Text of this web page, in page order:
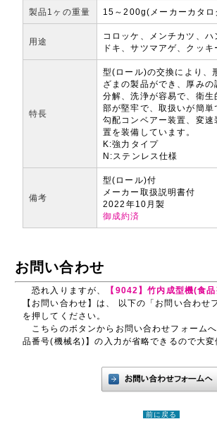
製品1ヶの重量 15～200g(メーカーカタロ
用途
コロッケ、メンチカツ、ハ
ドキ、サツマアゲ、クッキ
特長
型(ロール)の交換により、
ざまの製品ができ、厚みの
分解、洗浄が容易で、衛生
部が堅牢で、取扱いが簡単
勾配コンベアー装置、変速
置を装備しています。
K:強力タイプ
N:ステンレス仕様
備考
型(ロール)付
メーカー取扱説明書付
2022年10月製
御成約済
お問い合わせ
恐れ入りますが、 【9042】竹内成型機(食
【お問い合わせ】は、 以下の「お問い合わせ
を押してください。
こちらのボタンからお問い合わせフォーム
品番号(機械名)】の入力が省略できるので大変
前に戻る